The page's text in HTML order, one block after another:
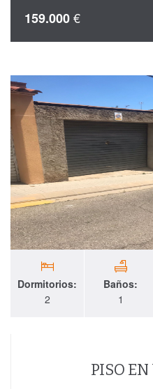
159.000€
Dormitorios:
2
Baños:
1
PISO